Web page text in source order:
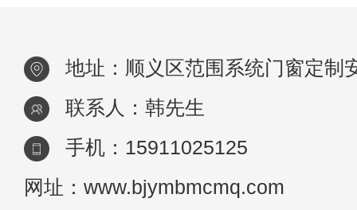
地址：顺义区范围系统门窗定制
联系人：韩先生
手机：15911025125
网址：www.bjymbmcmq.com